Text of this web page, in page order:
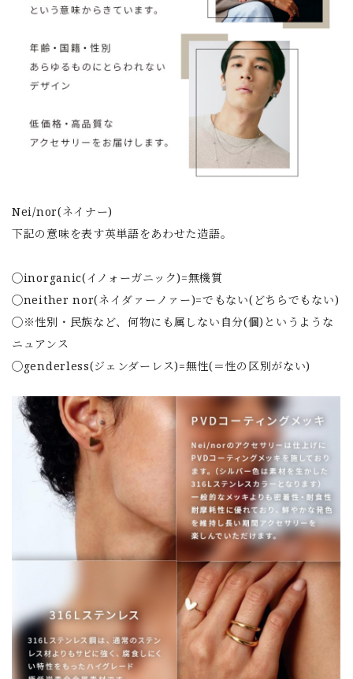
Nei/nor(ネイナー)
下記の意味を表す英単語をあわせた造語。
◯inorganic(イノォーガニック)=無機質
◯neither nor(ネイダァーノァー)=でもない(どちらでもない)
◯※性別・民族など、何物にも属しない自分(個)というような
ニュアンス
◯genderless(ジェンダーレス)=無性(＝性の区別がない)